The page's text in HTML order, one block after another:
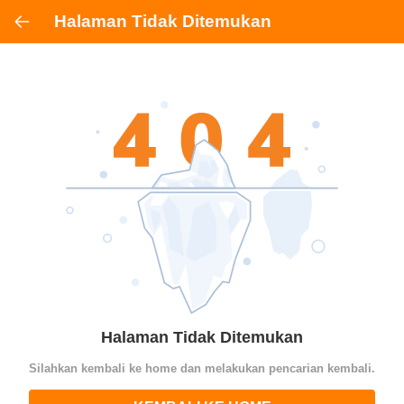
Halaman Tidak Ditemukan
Halaman Tidak Ditemukan
Silahkan kembali ke home dan melakukan pencarian kembali.